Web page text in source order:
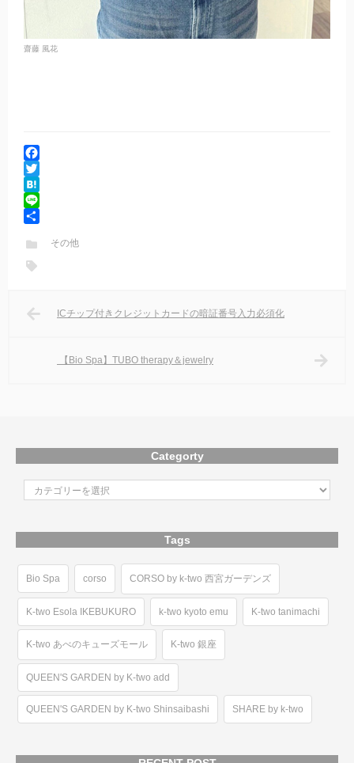
齋藤 風花
F
a
c
e
o
o
T
w
e
H
a
e
n
L
n
e
有
その他
ICチップ付きクレジットカードの暗証番号入力必須化
【Bio Spa】TUBO therapy＆jewelry
Categorty
Tags
Bio Spa corso CORSO by k-two 西宮ガーデンズ
K-two Esola IKEBUKURO k-two kyoto emu K-two tanimachi
K-two あべのキューズモール K-two 銀座
QUEEN'S GARDEN by K-two add
QUEEN'S GARDEN by K-two Shinsaibashi SHARE by k-two